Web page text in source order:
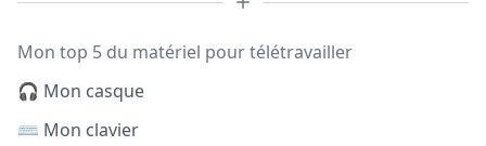
Mon top 5 du matériel pour télétravailler
🎧 Mon casque
⌨️ Mon clavier